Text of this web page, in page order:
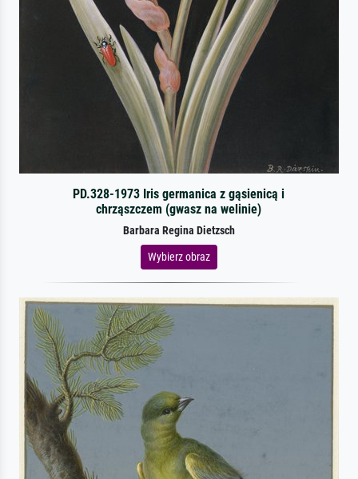
PD.328-1973 Iris germanica z gąsienicą i
chrząszczem (gwasz na welinie)
Barbara Regina Dietzsch
Wybierz obraz